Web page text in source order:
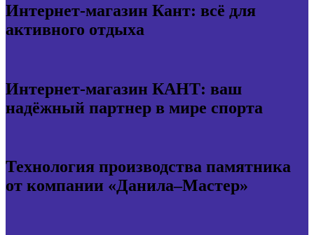
Интернет-магазин Кант: всё для
активного отдыха
Интернет-магазин КАНТ: ваш
надёжный партнер в мире спорта
Технология производства памятника
от компании «Данила–Мастер»